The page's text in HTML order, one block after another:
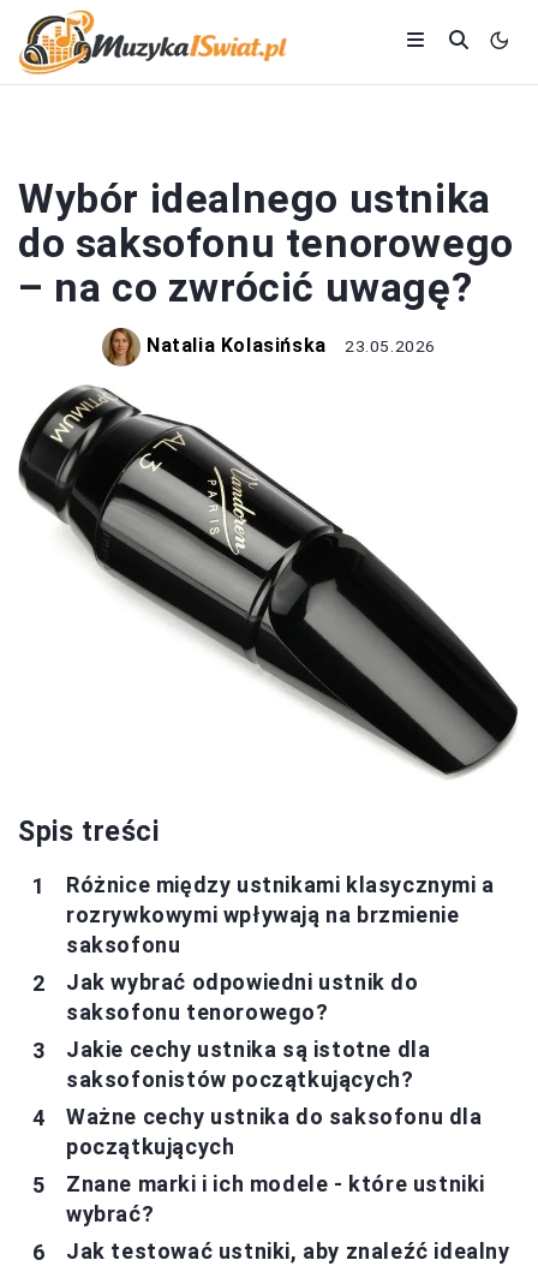
Wybór idealnego ustnika
do saksofonu tenorowego
– na co zwrócić uwagę?
Natalia Kolasińska 23.05.2026
Spis treści
Różnice między ustnikami klasycznymi a
rozrywkowymi wpływają na brzmienie
saksofonu
Jak wybrać odpowiedni ustnik do
saksofonu tenorowego?
Jakie cechy ustnika są istotne dla
saksofonistów początkujących?
Ważne cechy ustnika do saksofonu dla
początkujących
Znane marki i ich modele - które ustniki
wybrać?
Jak testować ustniki, aby znaleźć idealny